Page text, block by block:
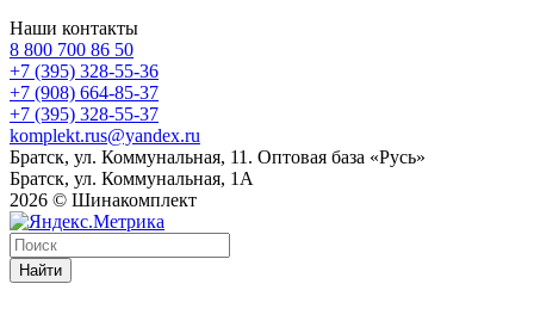
Наши контакты
8 800 700 86 50
+7 (395) 328-55-36
+7 (908) 664-85-37
+7 (395) 328-55-37
komplekt.rus@yandex.ru
Братск, ул. Коммунальная, 11. Оптовая база «Русь»
Братск, ул. Коммунальная, 1А
2026 © Шинакомплект
Найти